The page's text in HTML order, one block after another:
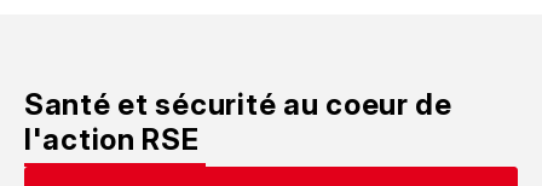
Santé et sécurité au coeur de
l'action RSE